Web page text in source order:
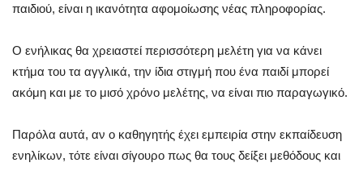
παιδιού, είναι η ικανότητα αφομοίωσης νέας πληροφορίας.
Ο ενήλικας θα χρειαστεί περισσότερη μελέτη για να κάνει
κτήμα του τα αγγλικά, την ίδια στιγμή που ένα παιδί μπορεί
ακόμη και με το μισό χρόνο μελέτης, να είναι πιο παραγωγικό.
Παρόλα αυτά, αν ο καθηγητής έχει εμπειρία στην εκπαίδευση
ενηλίκων, τότε είναι σίγουρο πως θα τους δείξει μεθόδους και